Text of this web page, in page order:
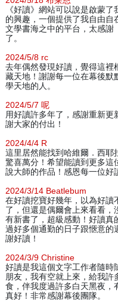
《好讀》網站可以說是啟蒙了
的興趣，一個提供了我自由自
文學書海之中的平台，太感謝
了。
2024/5/8 rc
去年偶然發現好讀，覺得這裡
藏天地！謝謝每一位在幕後默
學天地的人。
2024/5/7 呢
用好讀許多年了，感謝重新更
謝大家的付出！
2024/4/4 R
這里居然能找到哈維爾．西耶
驚喜萬分！希望能讀到更多這
說大師的作品！感恩每一位好
2024/3/14 Beatlebum
在好讀挖寶好幾年，以為好讀
了，但還是偶爾會上來看看，
有新書了，超級感動！好讀真
過好多個通勤的日子跟愜意的
謝好讀！
2024/3/9 Christine
好讀是我這個文字工作者隨時
朋友，我有空就上來，給我許
食，伴我度過許多白天黑夜，
真好！非常感謝幕後團隊。